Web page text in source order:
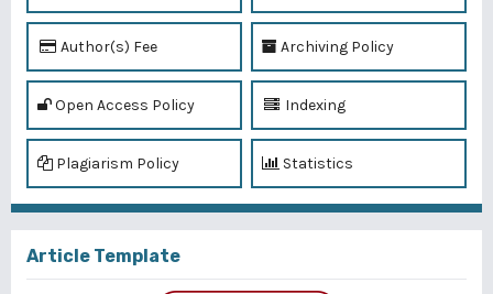
Author(s) Fee Archiving Policy
Open Access Policy Indexing
Plagiarism Policy Statistics
Article Template